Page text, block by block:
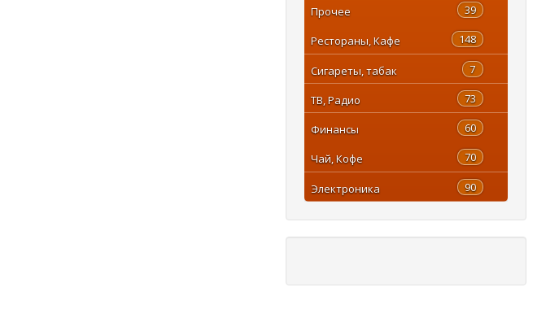
39
Прочее
148
Рестораны, Кафе
7
Сигареты, табак
73
ТВ, Радио
60
Финансы
70
Чай, Кофе
90
Электроника